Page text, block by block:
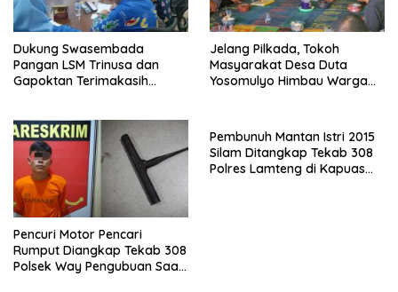
Dukung Swasembada
Pangan LSM Trinusa dan
Gapoktan Terimakasih
Jelang Pilkada, Tokoh
Masyarakat Desa Duta
Yosomulyo Himbau Warga
Pencuri Motor Pencari
Rumput Diangkap Tekab 308
Polsek Way Pengubuan Saat
Pembunuh Mantan Istri 2015
Silam Ditangkap Tekab 308
Polres Lamteng di Kapuas